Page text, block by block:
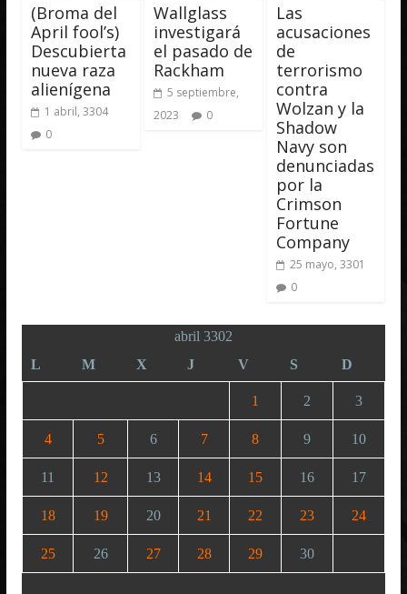
(Broma del
April fool’s)
Descubierta
nueva raza
alienígena
1 abril, 3304
0
Wallglass
investigará
el pasado de
Rackham
5 septiembre,
2023
0
Las
acusaciones
de
terrorismo
contra
Wolzan y la
Shadow
Navy son
denunciadas
por la
Crimson
Fortune
Company
25 mayo, 3301
0
abril 3302
L
M X J V S D
1 2 3
4 5 6 7 8 9 10
11 12 13 14 15 16 17
18 19 20 21 22 23 24
25 26 27 28 29 30